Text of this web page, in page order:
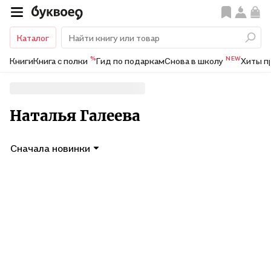
Каталог
КнигиКнига с полки %Гид по подаркамСнова в школу NEWХиты
Наталья Галеева
Сначала новинки